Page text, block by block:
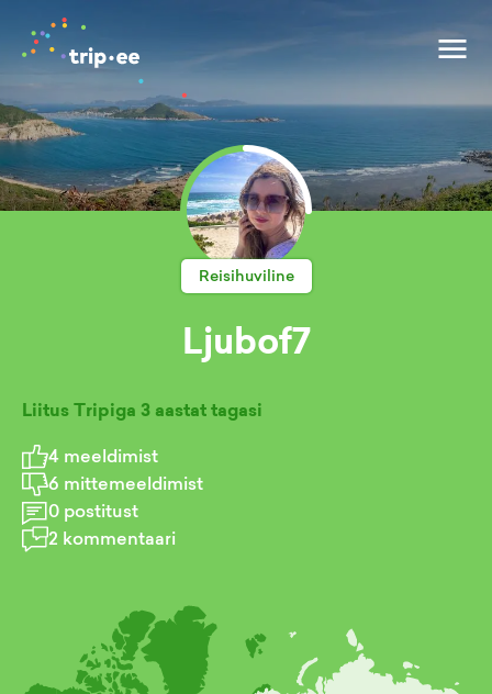
Reisihuviline
Ljubof7
Liitus Tripiga 3 aastat tagasi
4 meeldimist
6 mittemeeldimist
0 postitust
2 kommentaari